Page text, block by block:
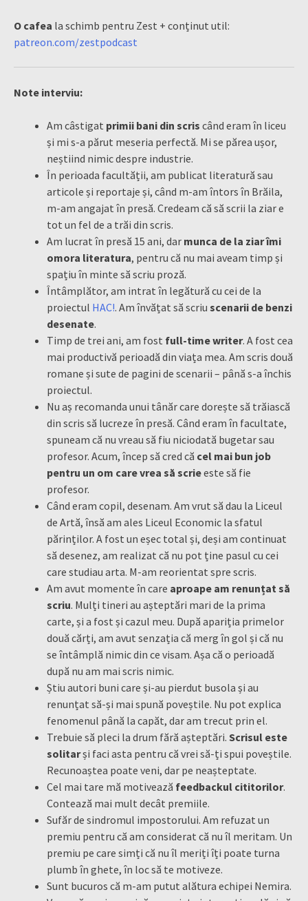
O cafea la schimb pentru Zest + conținut util:
patreon.com/zestpodcast
Note interviu:
Am câstigat primii bani din scris când eram în liceu
și mi s-a părut meseria perfectă. Mi se părea ușor,
neștiind nimic despre industrie.
În perioada facultății, am publicat literatură sau
articole și reportaje și, când m-am întors în Brăila,
m-am angajat în presă. Credeam că să scrii la ziar e
tot un fel de a trăi din scris.
Am lucrat în presă 15 ani, dar munca de la ziar îmi
omora literatura, pentru că nu mai aveam timp și
spațiu în minte să scriu proză.
Întâmplător, am intrat în legătură cu cei de la
proiectul HAC!. Am învățat să scriu scenarii de benzi
desenate.
Timp de trei ani, am fost full-time writer. A fost cea
mai productivă perioadă din viața mea. Am scris două
romane și sute de pagini de scenarii – până s-a închis
proiectul.
Nu aș recomanda unui tânăr care dorește să trăiască
din scris să lucreze în presă. Când eram în facultate,
spuneam că nu vreau să fiu niciodată bugetar sau
profesor. Acum, încep să cred că cel mai bun job
pentru un om care vrea să scrieeste să fie
profesor.
Când eram copil, desenam. Am vrut să dau la Liceul
de Artă, însă am ales Liceul Economic la sfatul
părinților. A fost un eșec total și, deși am continuat
să desenez, am realizat că nu pot ține pasul cu cei
care studiau arta. M-am reorientat spre scris.
Am avut momente în care aproape am renunțat să
scriu. Mulți tineri au așteptări mari de la prima
carte, și a fost și cazul meu. După apariția primelor
două cărți, am avut senzația că merg în gol și că nu
se întâmplă nimic din ce visam. Așa că o perioadă
după nu am mai scris nimic.
Știu autori buni care și-au pierdut busola și au
renunțat să-și mai spună poveștile. Nu pot explica
fenomenul până la capăt, dar am trecut prin el.
Trebuie să pleci la drum fără așteptări. Scrisul este
solitarși faci asta pentru că vrei să-ți spui poveștile.
Recunoaștea poate veni, dar pe neașteptate.
Cel mai tare mă motivează feedbackul cititorilor.
Contează mai mult decât premiile.
Sufăr de sindromul impostorului. Am refuzat un
premiu pentru că am considerat că nu îl meritam. Un
premiu pe care simți că nu îl meriți îți poate turna
plumb în ghete, în loc să te motiveze.
Sunt bucuros că m-am putut alătura echipei Nemira.